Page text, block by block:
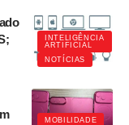
INTELIGÊNCIA
ARTIFICIAL
NOTÍCIAS
MOBILIDADE